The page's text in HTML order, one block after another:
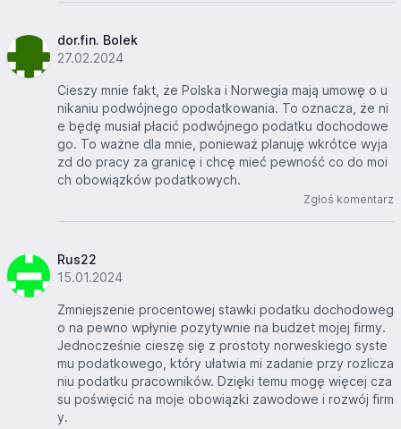
dor.fin. Bolek
27.02.2024
Cieszy mnie fakt, że Polska i Norwegia mają umowę o u
nikaniu podwójnego opodatkowania. To oznacza, że ni
e będę musiał płacić podwójnego podatku dochodowe
go. To ważne dla mnie, ponieważ planuję wkrótce wyja
zd do pracy za granicę i chcę mieć pewność co do moi
ch obowiązków podatkowych.
Zgłoś komentarz
Rus22
15.01.2024
Zmniejszenie procentowej stawki podatku dochodoweg
o na pewno wpłynie pozytywnie na budżet mojej firmy.
Jednocześnie cieszę się z prostoty norweskiego syste
mu podatkowego, który ułatwia mi zadanie przy rozlicza
niu podatku pracowników. Dzięki temu mogę więcej cza
su poświęcić na moje obowiązki zawodowe i rozwój firm
y.